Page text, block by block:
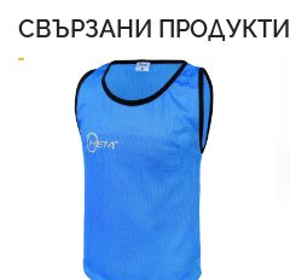
СВЪРЗАНИ ПРОДУКТИ